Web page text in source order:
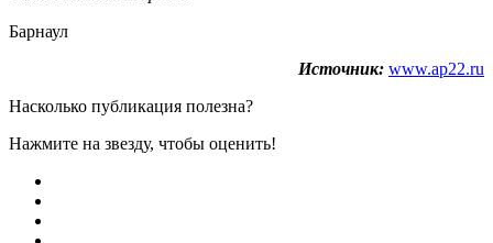
Барнаул
Источник: www.ap22.ru
Насколько публикация полезна?
Нажмите на звезду, чтобы оценить!